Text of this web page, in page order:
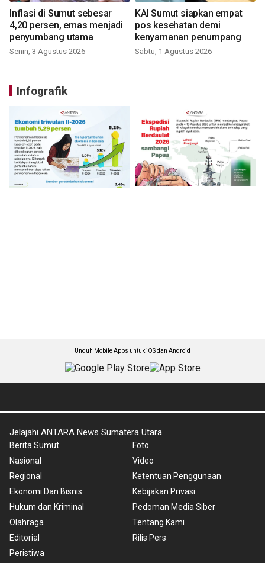
Inflasi di Sumut sebesar
4,20 persen, emas menjadi
penyumbang utama
Senin, 3 Agustus 2026
KAI Sumut siapkan empat
pos kesehatan demi
kenyamanan penumpang
Sabtu, 1 Agustus 2026
Infografik
Unduh Mobile Apps untuk iOS dan Android
Jelajahi ANTARA News Sumatera Utara
Berita Sumut
Nasional
Regional
Ekonomi Dan Bisnis
Hukum dan Kriminal
Olahraga
Editorial
Peristiwa
Foto
Video
Ketentuan Penggunaan
Kebijakan Privasi
Pedoman Media Siber
Tentang Kami
Rilis Pers